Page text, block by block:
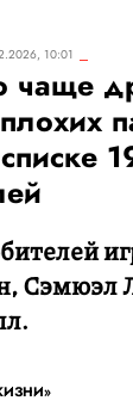
10:01
чаще
Сэмюэл